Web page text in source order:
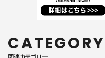
CATEGORY
関連カテゴリ一